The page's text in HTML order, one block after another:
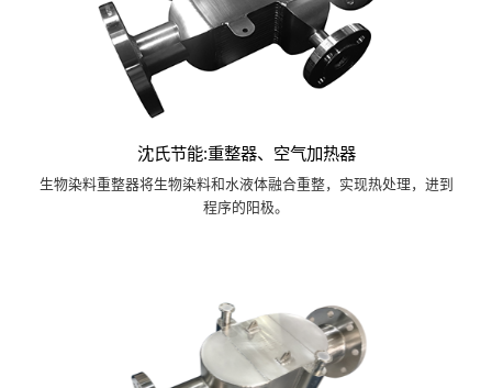
沈氏节能:重整器、空气加热器
生物染料重整器将生物染料和水液体融合重整，实现热处理，进到
程序的阳极。